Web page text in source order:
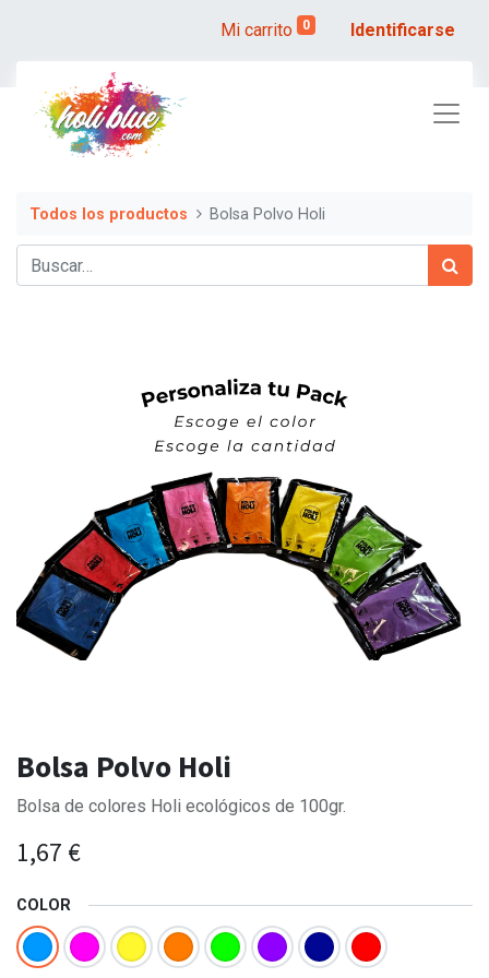
Mi carrito 0 Identificarse
Todos los productos Bolsa Polvo Holi
Bolsa Polvo Holi
Bolsa de colores Holi ecológicos de 100gr.
1,67 €
COLOR